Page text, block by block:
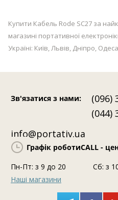
Купити Кабель Rode SC27 за
магазині портативної
Україні: Київ, Львів, Дніпро,
Зв'язатися з нами:
(096)
(044)
info@portativ.ua
Графік роботиCALL -
Пн-Пт: з 9 до 20
Сб: з
Наші магазини